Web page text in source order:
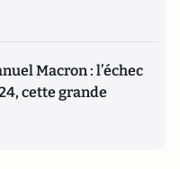
Macron : l’échec
cette grande